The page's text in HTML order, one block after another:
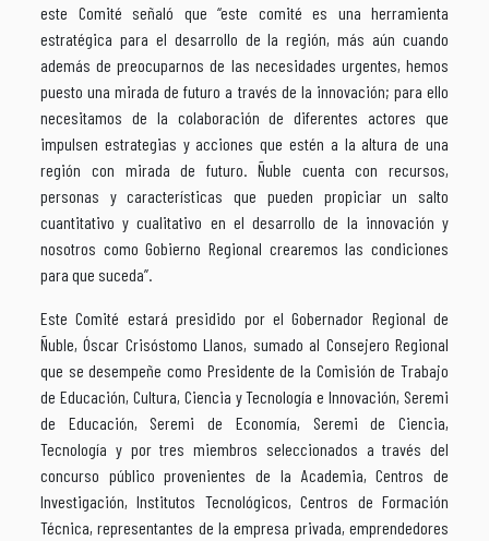
este Comité señaló que “este comité es una herramienta
estratégica para el desarrollo de la región, más aún cuando
además de preocuparnos de las necesidades urgentes, hemos
puesto una mirada de futuro a través de la innovación; para ello
necesitamos de la colaboración de diferentes actores que
impulsen estrategias y acciones que estén a la altura de una
región con mirada de futuro. Ñuble cuenta con recursos,
personas y características que pueden propiciar un salto
cuantitativo y cualitativo en el desarrollo de la innovación y
nosotros como Gobierno Regional crearemos las condiciones
para que suceda”.
Este Comité estará presidido por el Gobernador Regional de
Ñuble, Óscar Crisóstomo Llanos, sumado al Consejero Regional
que se desempeñe como Presidente de la Comisión de Trabajo
de Educación, Cultura, Ciencia y Tecnología e Innovación, Seremi
de Educación, Seremi de Economía, Seremi de Ciencia,
Tecnología y por tres miembros seleccionados a través del
concurso público provenientes de la Academia, Centros de
Investigación, Institutos Tecnológicos, Centros de Formación
Técnica, representantes de la empresa privada, emprendedores